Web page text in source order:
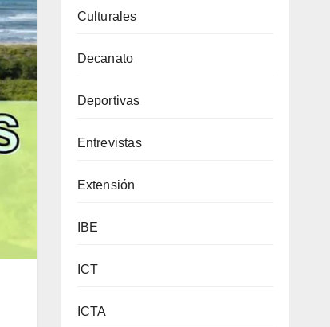
Culturales
Decanato
Deportivas
Entrevistas
Extensión
IBE
ICT
ICTA